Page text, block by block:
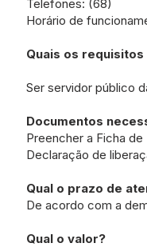
Telefones: (68)
Horário de
Quais os
Ser servidor público
Documentos
Preencher a Ficha de
Declaração de
Qual o prazo de
De acordo com a
Qual o valor?